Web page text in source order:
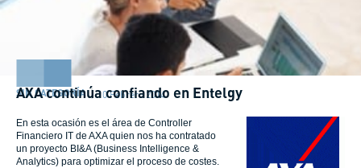
SIN CATEGORÍA 10 Febrero 2014
AXA continúa confiando en Entelgy
En esta ocasión es el área de Controller
Financiero IT de AXA quien nos ha contratado
un proyecto BI&A (Business Intelligence &
Analytics) para optimizar el proceso de costes.